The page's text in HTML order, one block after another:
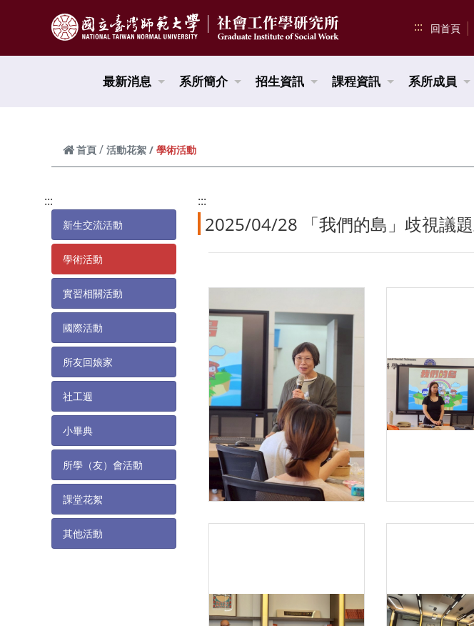
::: 回首頁
最新消息 系所簡介 招生資訊 課程資訊 系所成員
首頁 活動花絮 學術活動
:::
新生交流活動
學術活動
實習相關活動
國際活動
所友回娘家
社工週
小畢典
所學（友）會活動
課堂花絮
其他活動
:::
2025/04/28 「我們的島」歧視議